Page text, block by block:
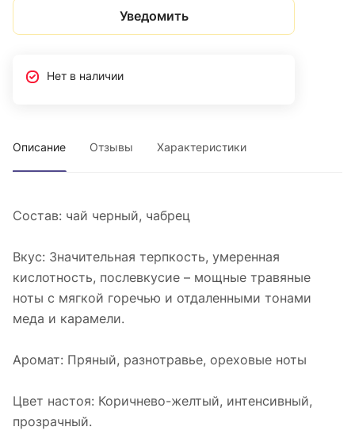
Уведомить
Нет в наличии
Описание Отзывы Характеристики
Состав: чай черный, чабрец
Вкус: Значительная терпкость, умеренная
кислотность, послевкусие – мощные травяные
ноты с мягкой горечью и отдаленными тонами
меда и карамели.
Аромат: Пряный, разнотравье, ореховые ноты
Цвет настоя: Коричнево-желтый, интенсивный,
прозрачный.